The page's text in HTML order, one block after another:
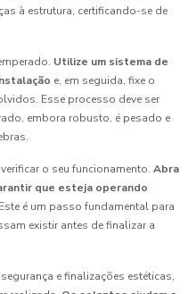
à estrutura, certificando-se de
Utilize um sistema de
e, em seguida, fixe o
Esse processo deve ser
embora robusto, é pesado e
o seu funcionamento. Abra
que esteja operando
Este é um passo fundamental para
existir antes de finalizar a
e finalizações estéticas,